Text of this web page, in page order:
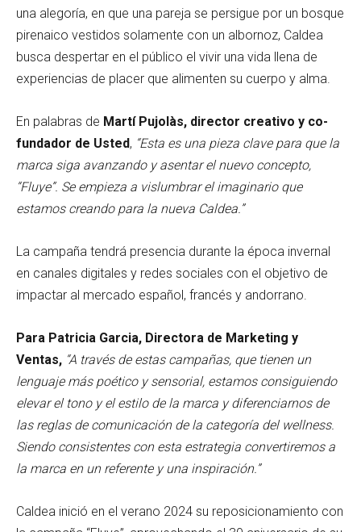
una alegoría, en que una pareja se persigue por un bosque
pirenaico vestidos solamente con un albornoz, Caldea
busca despertar en el público el vivir una vida llena de
experiencias de placer que alimenten su cuerpo y alma.
En palabras de Martí Pujolàs, director creativo y co-
fundador de Usted, “Esta es una pieza clave para que la
marca siga avanzando y asentar el nuevo concepto,
“Fluye”. Se empieza a vislumbrar el imaginario que
estamos creando para la nueva Caldea.”
La campaña tendrá presencia durante la época invernal
en canales digitales y redes sociales con el objetivo de
impactar al mercado español, francés y andorrano.
Para Patricia Garcia, Directora de Marketing y
Ventas, “A través de estas campañas, que tienen un
lenguaje más poético y sensorial, estamos consiguiendo
elevar el tono y el estilo de la marca y diferenciarnos de
las reglas de comunicación de la categoría del wellness.
Siendo consistentes con esta estrategia convertiremos a
la marca en un referente y una inspiración.”
Caldea inició en el verano 2024 su reposicionamiento con